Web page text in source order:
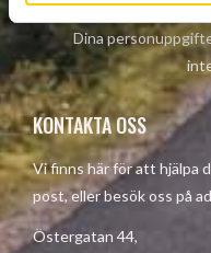
Dina
KONTAKTA OSS
Vi finns här för att hjälpa
post, eller besök oss på
Östergatan 44,